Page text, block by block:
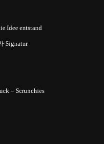
Idee entstand
Signatur
– Scrunchies